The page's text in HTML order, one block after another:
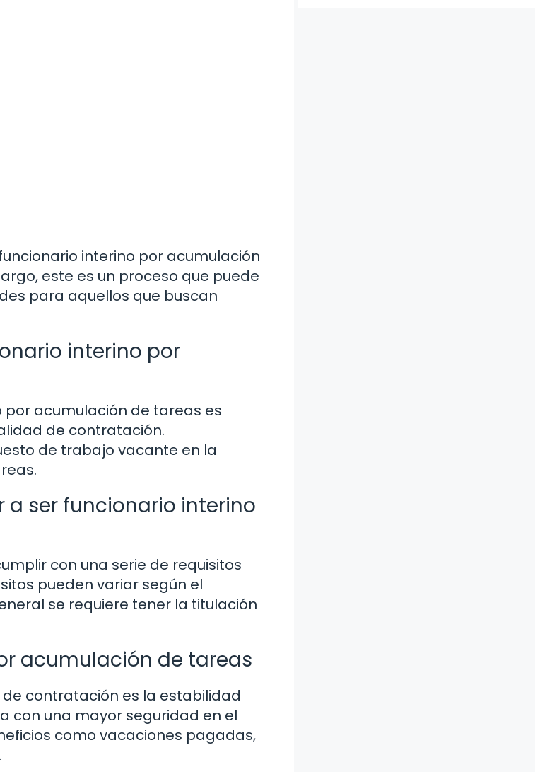
interino por acumulación
este es un proceso que puede
para aquellos que buscan
interino por
acumulación de tareas es
de contratación.
de trabajo vacante en la
ser funcionario interino
con una serie de requisitos
pueden variar según el
se requiere tener la titulación
acumulación de tareas
contratación es la estabilidad
con una mayor seguridad en el
como vacaciones pagadas,